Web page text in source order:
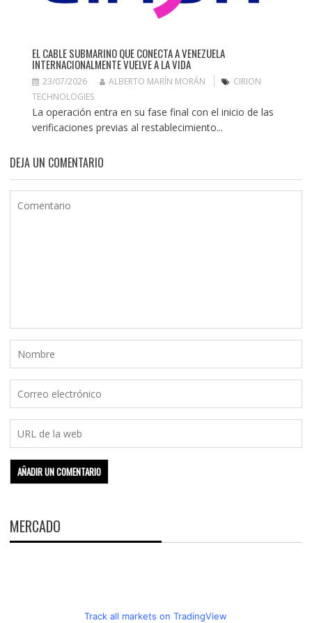
EL CABLE SUBMARINO QUE CONECTA A VENEZUELA
INTERNACIONALMENTE VUELVE A LA VIDA
23/07/2026 ALBERTO MARÍN MORÁN
CIRION
TECHNOLOGIES
La operación entra en su fase final con el inicio de las
verificaciones previas al restablecimiento...
DEJA UN COMENTARIO
MERCADO
Track all markets on TradingView